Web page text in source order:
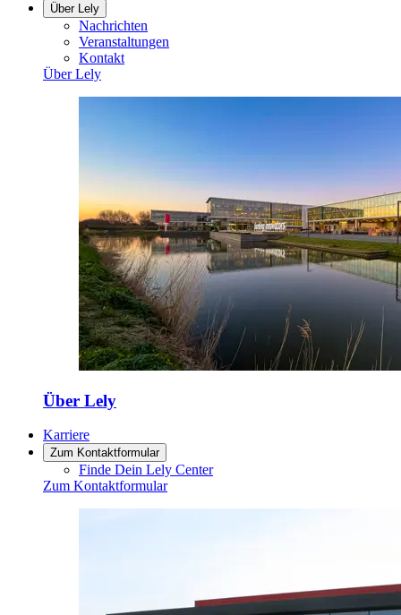
Über Lely
Nachrichten
Veranstaltungen
Kontakt
Über Lely
Über Lely
Karriere
Zum Kontaktformular
Finde Dein Lely Center
Zum Kontaktformular